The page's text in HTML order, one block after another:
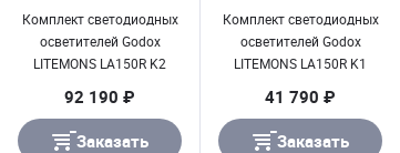
Комплект светодиодных
осветителей Godox
LITEMONS LA150R K2
92 190 ₽
Заказать
Комплект светодиодных
осветителей Godox
LITEMONS LA150R K1
41 790 ₽
Заказать